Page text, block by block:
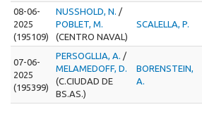
08-06-
2025
(195109)
NUSSHOLD, N. /
POBLET, M.
(CENTRO NAVAL)
SCALELLA, P.
07-06-
2025
(195399)
PERSOGLLIA, A. /
MELAMEDOFF, D.
(C.CIUDAD DE
BS.AS.)
BORENSTEIN,
A.